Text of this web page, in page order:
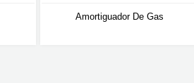
Amortiguador De Gas